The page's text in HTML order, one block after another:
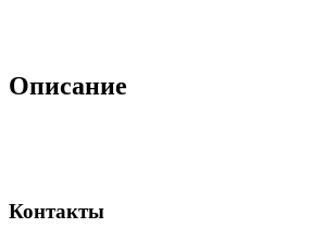
Описание
Контакты